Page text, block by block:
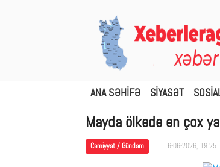
ANA SƏHİFƏ SİYASƏT
Mayda ölkədə ən çox
Cəmiyyət / Gündəm 6-06-2026, 19:25